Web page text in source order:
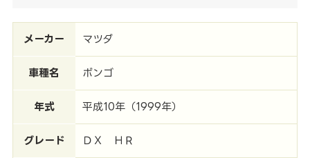
メーカー マツダ
車種名 ボンゴ
年式 平成10年（1999年）
グレード ＤＸ ＨＲ